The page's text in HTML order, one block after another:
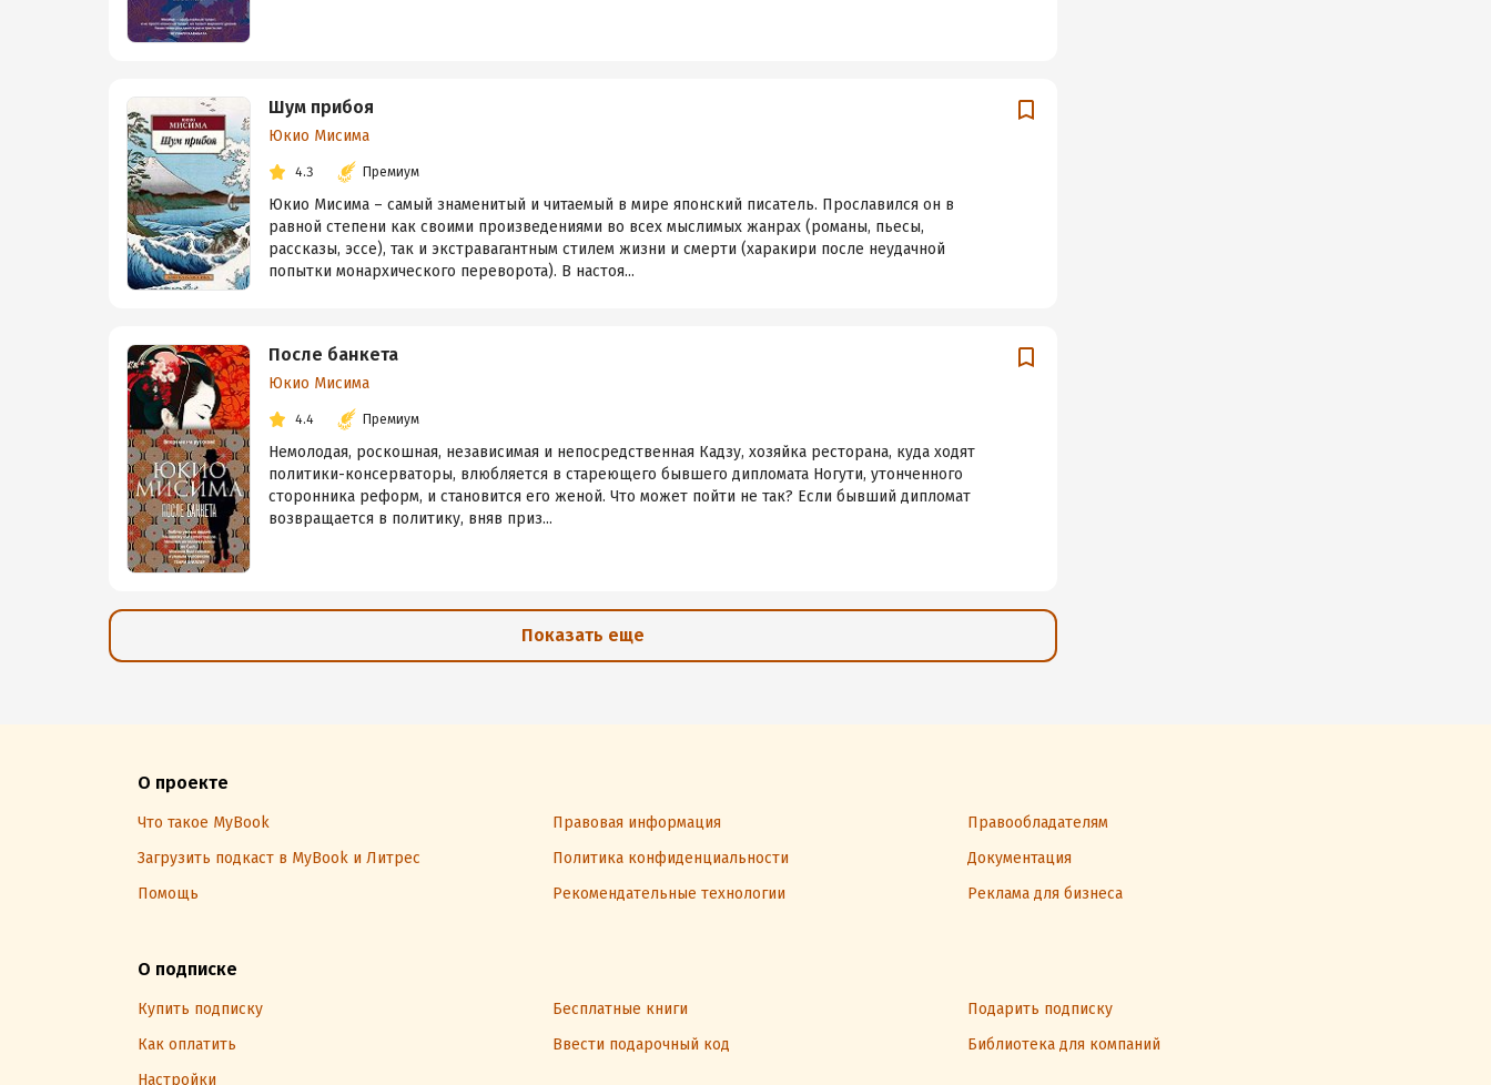
Шум прибоя
Юкио Мисима
4.3 Премиум
Юкио Мисима – самый знаменитый и читаемый в мире японский писатель. Прославился он в
равной степени как своими произведениями во всех мыслимых жанрах (романы, пьесы,
рассказы, эссе), так и экстравагантным стилем жизни и смерти (харакири после неудачной
попытки монархического переворота). В настоя...
После банкета
Юкио Мисима
4.4 Премиум
Немолодая, роскошная, независимая и непосредственная Кадзу, хозяйка ресторана, куда ходят
политики-консерваторы, влюбляется в стареющего бывшего дипломата Ногути, утонченного
сторонника реформ, и становится его женой. Что может пойти не так? Если бывший дипломат
возвращается в политику, вняв приз...
Показать еще
О проекте
Что такое MyBook Правовая информация
Правообладателям
Загрузить подкаст в MyBook и Литрес
Политика конфиденциальности
Документация
Помощь
Рекомендательные технологии Реклама для бизнеса
О подписке
Купить подписку Бесплатные книги
Подарить подписку
Как оплатить
Ввести подарочный код
Библиотека для компаний
Настройки